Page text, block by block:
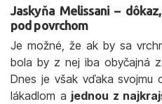
Jaskyňa Melissani –
pod povrchom
Je možné, že ak by sa
bola by z nej iba obyčajná
Dnes je však vďaka svojmu
lákadlom a jednou z